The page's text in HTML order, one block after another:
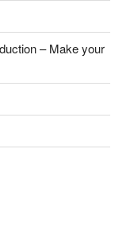
– Make your